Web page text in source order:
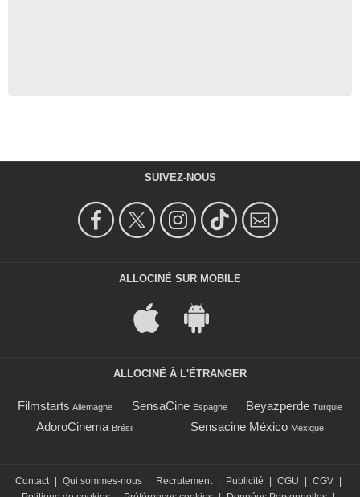
SUIVEZ-NOUS
ALLOCINÉ SUR MOBILE
ALLOCINÉ À L'ÉTRANGER
Filmstarts Allemagne SensaCine Espagne Beyazperde Turquie
AdoroCinema Brésil Sensacine México Mexique
Contact | Qui sommes-nous | Recrutement | Publicité | CGU | CGV |